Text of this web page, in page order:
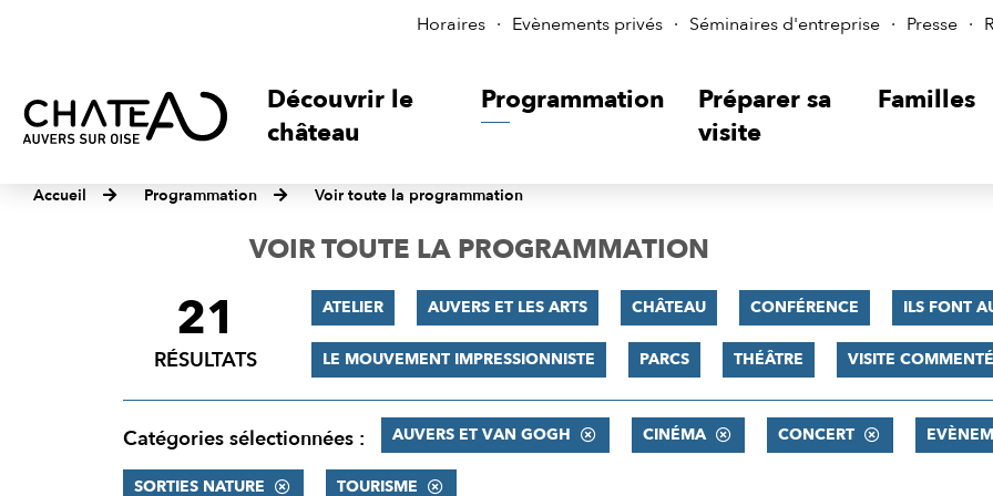
Horaires Evènements privés Séminaires d'entreprise Presse
Découvrir le
château
Programmation
Préparer sa
visite
Familles
Accueil Programmation Voir toute la programmation
VOIR TOUTE LA PROGRAMMATION
FILTRER
RÉSULTATS
21
RÉSULTATS
ATELIER AUVERS ET LES ARTS CHÂTEAU CONFÉRENCE ILS FONT
LE MOUVEMENT IMPRESSIONNISTE PARCS THÉÂTRE VISITE
Catégories sélectionnées : AUVERS ET VAN GOGH CINÉMA CONCERT
SORTIES NATURE TOURISME